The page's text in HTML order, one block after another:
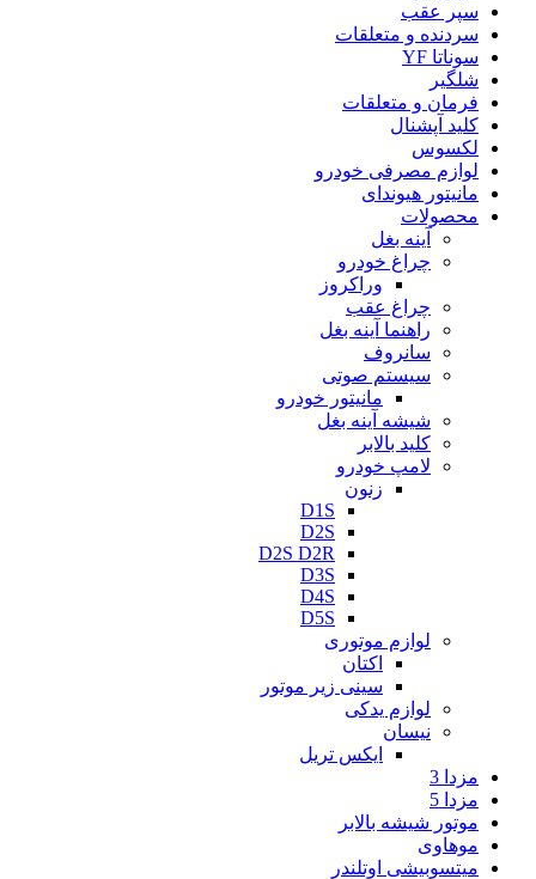
سپر عقب
سردنده و متعلقات
سوناتا YF
شلگیر
فرمان و متعلقات
کلید آپشنال
لکسوس
لوازم مصرفی خودرو
مانیتور هیوندای
محصولات
آینه بغل
چراغ خودرو
وراکروز
چراغ عقب
راهنما آینه بغل
سانروف
سیستم صوتی
مانیتور خودرو
شیشه آینه بغل
کلید بالابر
لامپ خودرو
زنون
D1S
D2S
D2S D2R
D3S
D4S
D5S
لوازم موتوری
اکتان
سینی زیر موتور
لوازم یدکی
نیسان
ایکس تریل
مزدا 3
مزدا 5
موتور شیشه بالابر
موهاوی
میتسوبیشی اوتلندر